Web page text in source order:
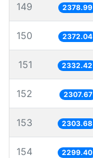
149 2378.99
150 2372.04
151 2332.42
152 2307.67
153 2303.68
154 2299.40